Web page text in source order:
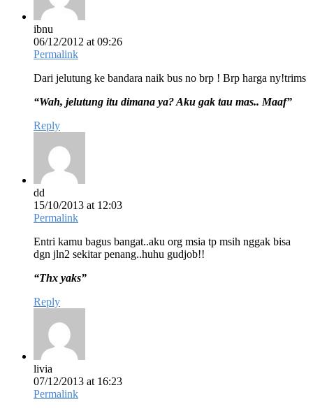
ibnu
06/12/2012 at 09:26
Permalink
Dari jelutung ke bandara naik bus no brp ! Brp harga ny!trims
“Wah, jelutung itu dimana ya? Aku gak tau mas.. Maaf”
Reply
dd
15/10/2013 at 12:03
Permalink
Entri kamu bagus bangat..aku org msia tp msih nggak bisa
dgn jln2 sekitar penang..huhu gudjob!!
“Thx yaks”
Reply
livia
07/12/2013 at 16:23
Permalink